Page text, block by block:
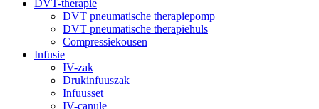
DVT-therapie
DVT pneumatische therapiepomp
DVT pneumatische therapiehuls
Compressiekousen
Infusie
IV-zak
Drukinfuuszak
Infuusset
IV-canule